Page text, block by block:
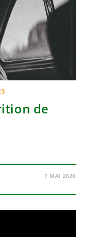
de
7 MAI 2026